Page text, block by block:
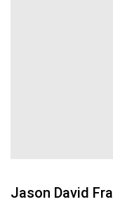
Jason David